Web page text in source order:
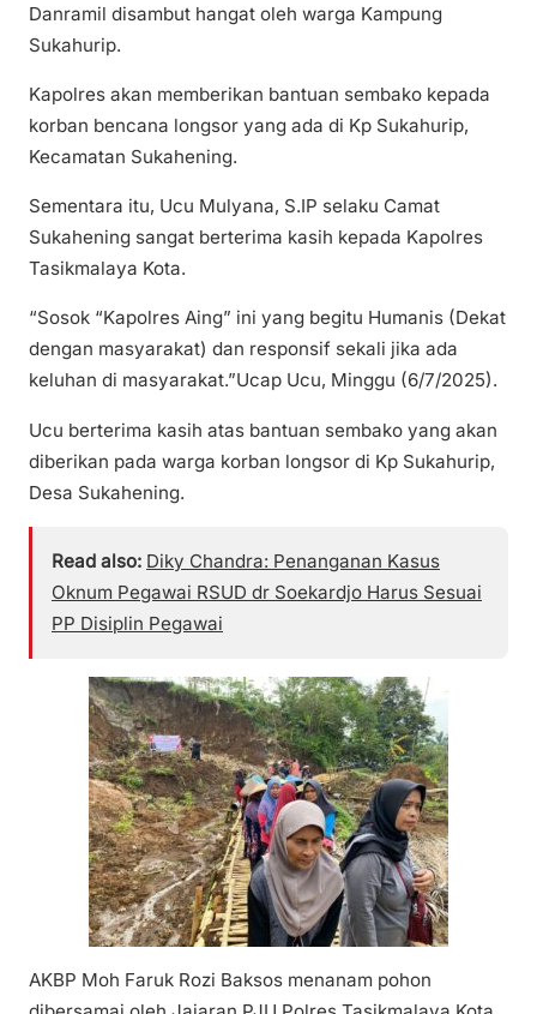
Danramil disambut hangat oleh warga Kampung
Sukahurip.
Kapolres akan memberikan bantuan sembako kepada
korban bencana longsor yang ada di Kp Sukahurip,
Kecamatan Sukahening.
Sementara itu, Ucu Mulyana, S.IP selaku Camat
Sukahening sangat berterima kasih kepada Kapolres
Tasikmalaya Kota.
“Sosok “Kapolres Aing” ini yang begitu Humanis (Dekat
dengan masyarakat) dan responsif sekali jika ada
keluhan di masyarakat.”Ucap Ucu, Minggu (6/7/2025).
Ucu berterima kasih atas bantuan sembako yang akan
diberikan pada warga korban longsor di Kp Sukahurip,
Desa Sukahening.
Read also: Diky Chandra: Penanganan Kasus
Oknum Pegawai RSUD dr Soekardjo Harus Sesuai
PP Disiplin Pegawai
AKBP Moh Faruk Rozi Baksos menanam pohon